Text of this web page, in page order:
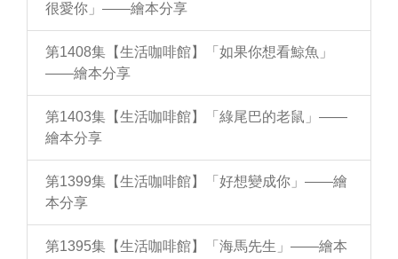
很愛你」——繪本分享
第1408集【生活咖啡館】「如果你想看鯨魚」
——繪本分享
第1403集【生活咖啡館】「綠尾巴的老鼠」——
繪本分享
第1399集【生活咖啡館】「好想變成你」——繪
本分享
第1395集【生活咖啡館】「海馬先生」——繪本